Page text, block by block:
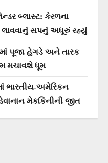
બ્લાસ્ટ: કેરળના
લાવવાનું સપનું અધૂરું રહ્યું
પૂજા હેગડે અને તારક
મચાવશે ધૂમ
ભારતીય-અમેરિકન
મેકકિનીની જીત